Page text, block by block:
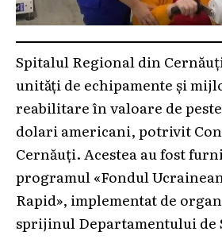
Spitalul Regional din
unități de echipamente și
reabilitare în valoare de peste
dolari americani, potrivit
Cernăuți. Acestea au fost
programul «Fondul
Rapid», implementat de
sprijinul Departamentului de